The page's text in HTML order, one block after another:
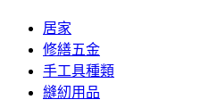
居家
修繕五金
手工具種類
縫紉用品